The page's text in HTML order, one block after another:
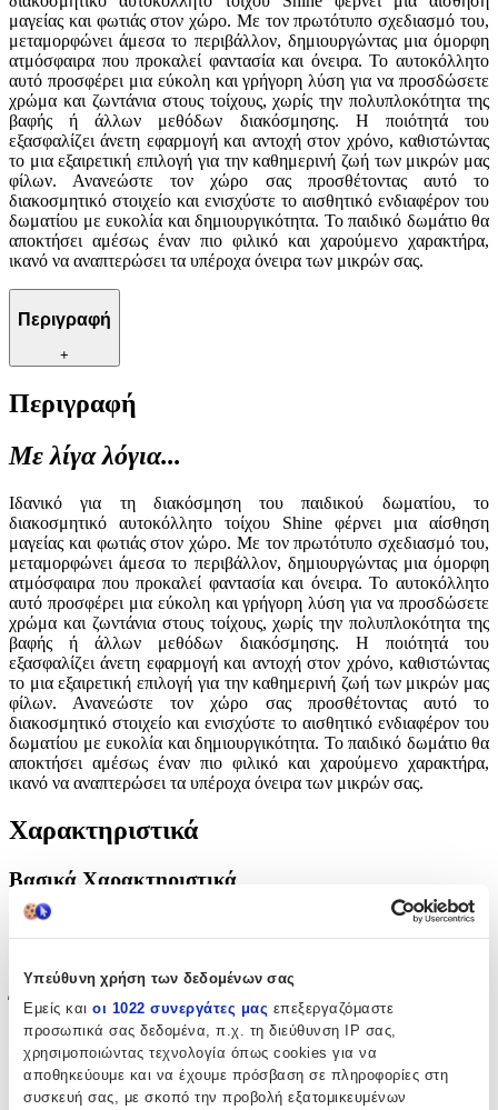
Υπεύθυνη χρήση των δεδομένων σας
Εμείς και οι 1022 συνεργάτες μας επεξεργαζόμαστε
προσωπικά σας δεδομένα, π.χ. τη διεύθυνση IP σας,
χρησιμοποιώντας τεχνολογία όπως cookies για να
αποθηκεύουμε και να έχουμε πρόσβαση σε πληροφορίες στη
συσκευή σας, με σκοπό την προβολή εξατομικευμένων
μαγείας και φωτιάς στον χώρο. Με τον πρωτότυπο σχεδιασμό του,
μεταμορφώνει άμεσα το περιβάλλον, δημιουργώντας μια όμορφη
ατμόσφαιρα που προκαλεί φαντασία και όνειρα. Το αυτοκόλλητο
αυτό προσφέρει μια εύκολη και γρήγορη λύση για να προσδώσετε
χρώμα και ζωντάνια στους τοίχους, χωρίς την πολυπλοκότητα της
βαφής ή άλλων μεθόδων διακόσμησης. Η ποιότητά του
εξασφαλίζει άνετη εφαρμογή και αντοχή στον χρόνο, καθιστώντας
το μια εξαιρετική επιλογή για την καθημερινή ζωή των μικρών μας
φίλων. Ανανεώστε τον χώρο σας προσθέτοντας αυτό το
διακοσμητικό στοιχείο και ενισχύστε το αισθητικό ενδιαφέρον του
δωματίου με ευκολία και δημιουργικότητα. Το παιδικό δωμάτιο θα
αποκτήσει αμέσως έναν πιο φιλικό και χαρούμενο χαρακτήρα,
ικανό να αναπτερώσει τα υπέροχα όνειρα των μικρών σας.
Περιγραφή
+
Περιγραφή
Με λίγα λόγια...
Ιδανικό για τη διακόσμηση του παιδικού δωματίου, το
διακοσμητικό αυτοκόλλητο τοίχου Shine φέρνει μια αίσθηση
μαγείας και φωτιάς στον χώρο. Με τον πρωτότυπο σχεδιασμό του,
μεταμορφώνει άμεσα το περιβάλλον, δημιουργώντας μια όμορφη
ατμόσφαιρα που προκαλεί φαντασία και όνειρα. Το αυτοκόλλητο
αυτό προσφέρει μια εύκολη και γρήγορη λύση για να προσδώσετε
χρώμα και ζωντάνια στους τοίχους, χωρίς την πολυπλοκότητα της
βαφής ή άλλων μεθόδων διακόσμησης. Η ποιότητά του
εξασφαλίζει άνετη εφαρμογή και αντοχή στον χρόνο, καθιστώντας
το μια εξαιρετική επιλογή για την καθημερινή ζωή των μικρών μας
φίλων. Ανανεώστε τον χώρο σας προσθέτοντας αυτό το
διακοσμητικό στοιχείο και ενισχύστε το αισθητικό ενδιαφέρον του
δωματίου με ευκολία και δημιουργικότητα. Το παιδικό δωμάτιο θα
αποκτήσει αμέσως έναν πιο φιλικό και χαρούμενο χαρακτήρα,
ικανό να αναπτερώσει τα υπέροχα όνειρα των μικρών σας.
Χαρακτηριστικά
Βασικά Χαρακτηριστικά
Είδος:
Έξτρα Χαρακτηριστικά
Αφρώδες:
Όχι